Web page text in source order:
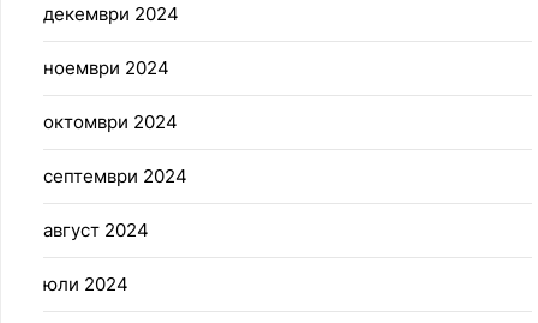
декември 2024
ноември 2024
октомври 2024
септември 2024
август 2024
юли 2024